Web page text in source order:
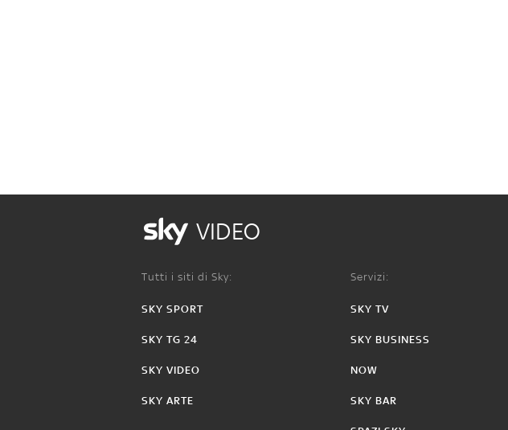
VIDEO
Tutti i siti di Sky:
SKY SPORT
SKY TG 24
SKY VIDEO
SKY ARTE
Servizi:
SKY TV
SKY BUSINESS
NOW
SKY BAR